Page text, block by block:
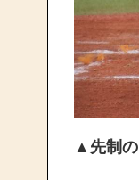
▲先制